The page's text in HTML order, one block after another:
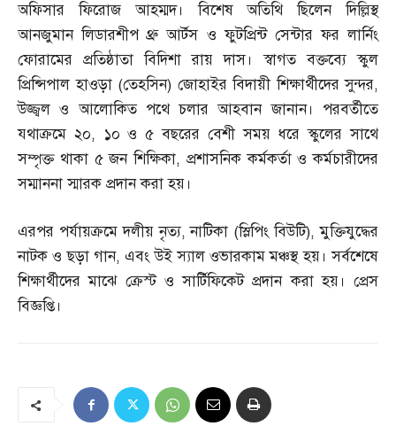
অফিসার ফিরোজ আহম্মদ। বিশেষ অতিথি ছিলেন দিল্লিস্থ
আনজুমান লিডারশীপ থ্রু আর্টস ও ফুটপ্রিন্ট সেন্টার ফর লার্নিং
ফোরামের প্রতিষ্ঠাতা বিদিশা রায় দাস। স্বাগত বক্তব্যে স্কুল
প্রিন্সিপাল হাওড়া (তেহসিন) জোহাইর বিদায়ী শিক্ষার্থীদের সুন্দর,
উজ্জ্বল ও আলোকিত পথে চলার আহবান জানান। পরবর্তীতে
যথাক্রমে ২০, ১০ ও ৫ বছরের বেশী সময় ধরে স্কুলের সাথে
সম্পৃক্ত থাকা ৫ জন শিক্ষিকা, প্রশাসনিক কর্মকর্তা ও কর্মচারীদের
সম্মাননা স্মারক প্রদান করা হয়।
এরপর পর্যায়ক্রমে দলীয় নৃত্য,নাটিকা (স্লিপিং বিউটি),মুক্তিযুদ্ধের
নাটক ও ছড়া গান,এবং উই স্যাল ওভারকাম মঞ্চস্থ হয়। সর্বশেষে
শিক্ষার্থীদের মাঝে ক্রেস্ট ও সার্টিফিকেট প্রদান করা হয়। প্রেস
বিজ্ঞপ্তি।